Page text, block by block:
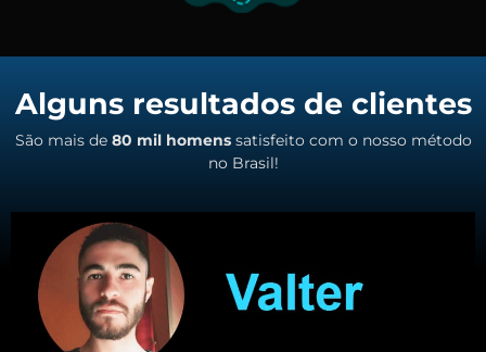
Alguns resultados de clientes
São mais de 80 mil homenssatisfeito com o nosso método
no Brasil!